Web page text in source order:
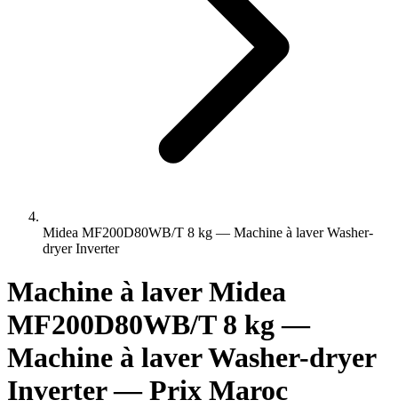
Midea MF200D80WB/T 8 kg — Machine à laver Washer-
dryer Inverter
Machine à laver Midea
MF200D80WB/T 8 kg —
Machine à laver Washer-dryer
Inverter — Prix Maroc